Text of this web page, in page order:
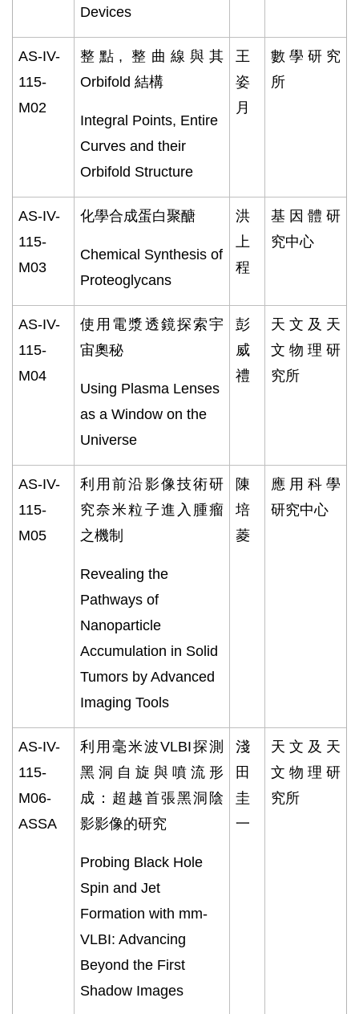
Devices
AS-IV-
115-
M02
整點 ,整曲線與其
Orbifold結構
Integral Points, Entire
Curves and their
Orbifold Structure
王
姿
月
數學研究
所
AS-IV-
115-
M03
化學合成蛋白聚醣
Chemical Synthesis of
Proteoglycans
洪
上
程
基因體研
究中心
AS-IV-
115-
M04
使用電漿透鏡探索宇
宙奧秘
Using Plasma Lenses
as a Window on the
Universe
彭
威
禮
天文及天
文物理研
究所
AS-IV-
115-
M05
利用前沿影像技術研
究奈米粒子進入腫瘤
之機制
Revealing the
Pathways of
Nanoparticle
Accumulation in Solid
Tumors by Advanced
Imaging Tools
陳
培
菱
應用科學
研究中心
AS-IV-
115-
M06-
ASSA
利用毫米波VLBI探測
黑洞自旋與噴流形
成：超越首張黑洞陰
影影像的研究
Probing Black Hole
Spin and Jet
Formation with mm-
VLBI: Advancing
Beyond the First
Shadow Images
淺
田
圭
一
天文及天
文物理研
究所